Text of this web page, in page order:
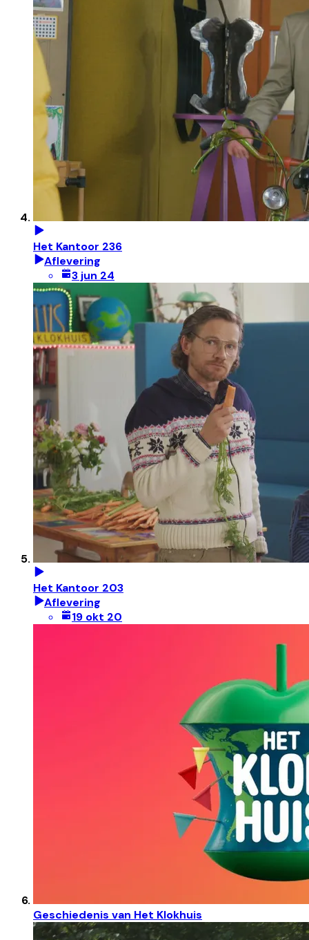
Het Kantoor 236
Aflevering
3 jun 24
Het Kantoor 203
Aflevering
19 okt 20
Geschiedenis van Het Klokhuis